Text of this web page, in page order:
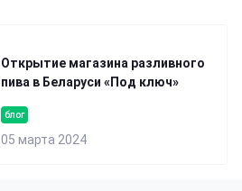
блог
05 марта 2024
Открытие магазина разливного
пива в Беларуси «Под ключ»